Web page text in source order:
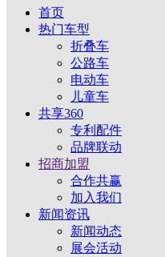
首页
热门车型
折叠车
公路车
电动车
儿童车
共享360
专利配件
品牌联动
招商加盟
合作共赢
加入我们
新闻资讯
新闻动态
展会活动